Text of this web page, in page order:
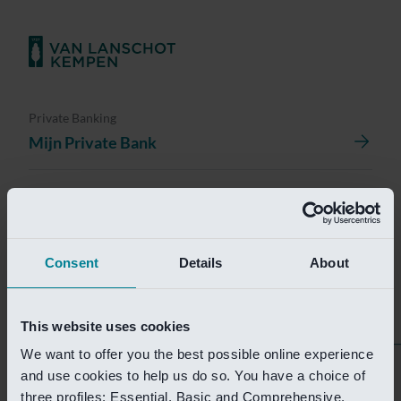
Consent Details About
This website uses cookies
We want to offer you the best possible online experience
and use cookies to help us do so. You have a choice of
three profiles: Essential, Basic and Comprehensive.
Private Banking
Mijn Private Bank
Investment Banking
Van Lanschot Kempen Research
Helaas is deze pagina